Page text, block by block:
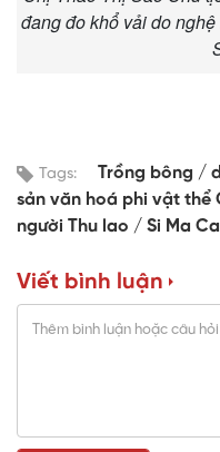
đang đo khổ vải do
Tags: Trồng bông
sản văn hoá phi vật thể
người Thu lao
Si Ma
Viết bình luận